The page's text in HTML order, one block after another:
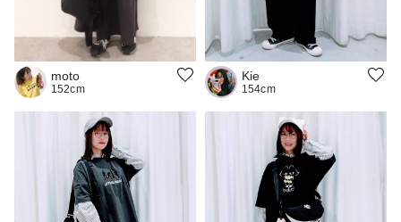
moto
152cm
Kie
154cm